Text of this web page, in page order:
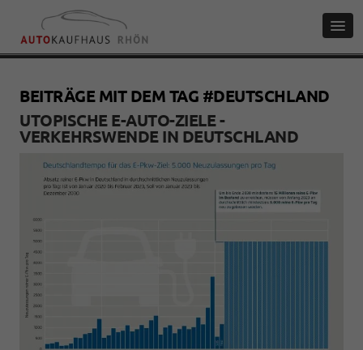
BEITRÄGE MIT DEM TAG #DEUTSCHLAND
UTOPISCHE E-AUTO-ZIELE -
VERKEHRSWENDE IN DEUTSCHLAND